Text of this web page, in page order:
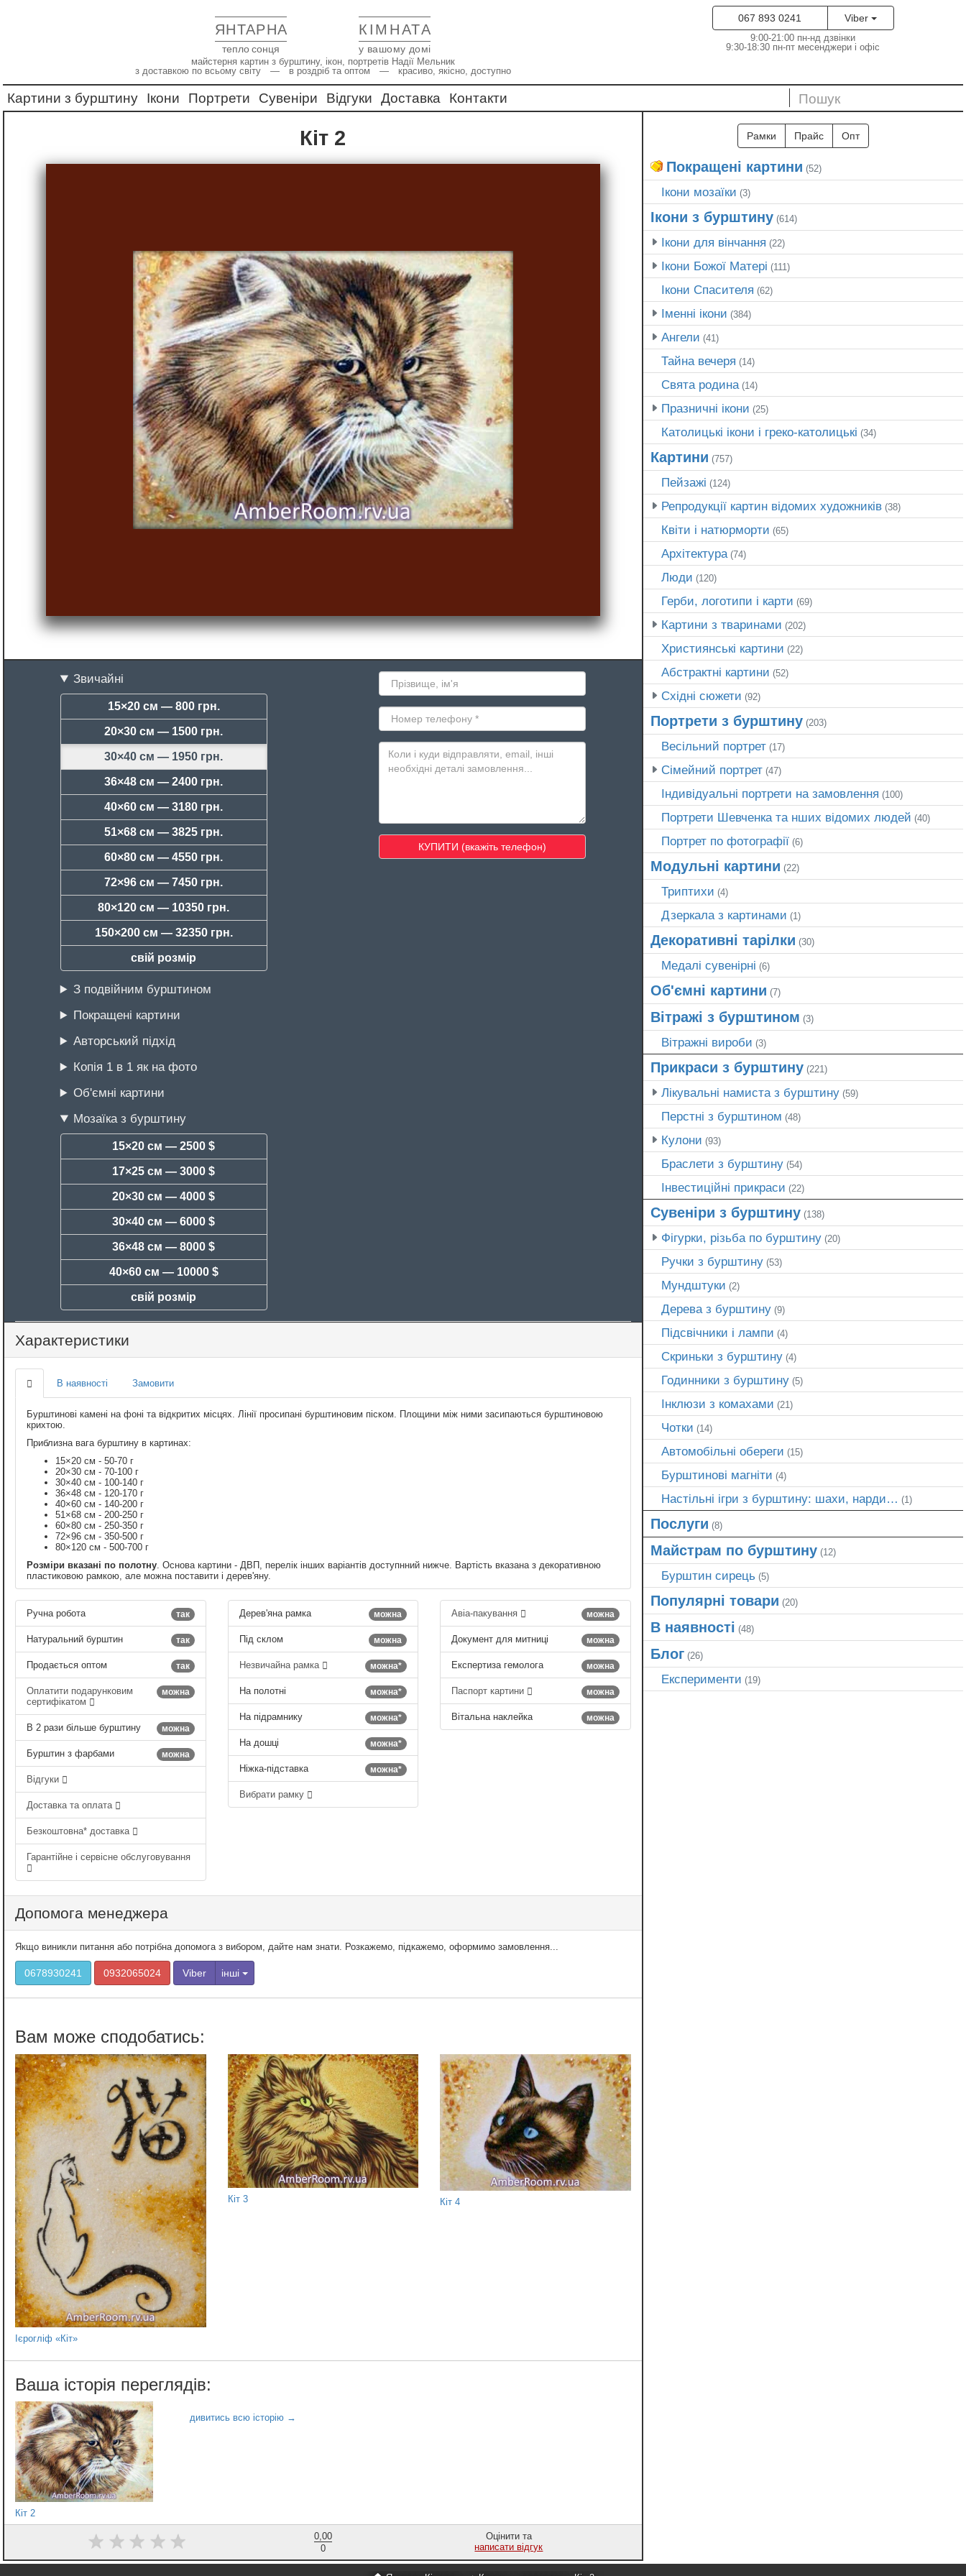
ЯНТАРНА КІМНАТА
тепло сонця у вашому домі
майстерня картин з бурштину, ікон, портретів Надії Мельник
з доставкою по всьому світу — в роздріб та оптом — красиво, якісно, доступно
067 893 0241 Viber
9:00-21:00 пн-нд дзвінки
9:30-18:30 пн-пт месенджери і офіс
Картини з бурштину Ікони Портрети Сувеніри Відгуки Доставка Контакти
Кіт 2
Звичайні
15×20 см — 800 грн.
20×30 см — 1500 грн.
30×40 см — 1950 грн.
36×48 см —2400 грн.
40×60 см —3180 грн.
51×68 см —3825 грн.
60×80 см —4550 грн.
72×96 см —7450 грн.
80×120 см — 10350 грн.
150×200 см — 32350 грн.
свій розмір
З подвійним бурштином
Покращені картини
Авторський підхід
Копія 1 в 1 як на фото
Об'ємні картини
Мозаїка з бурштину
15×20 см —2500 $
17×25 см —3000 $
20×30 см —4000 $
30×40 см —6000 $
36×48 см —8000 $
40×60 см — 10000 $
свій розмір
Характеристики
В наявності Замовити
Бурштинові камені на фоні та відкритих місцях. Лінії просипані бурштиновим піском. Площини між ними засипаються бурштиновою
крихтою.
Приблизна вага бурштину в картинах:
15×20 см - 50-70 г
20×30 см - 70-100 г
30×40 см - 100-140 г
36×48 см - 120-170 г
40×60 см - 140-200 г
51×68 см - 200-250 г
60×80 см - 250-350 г
72×96 см - 350-500 г
80×120 см - 500-700 г
Розміри вказані по полотну. Основа картини - ДВП, перелік інших варіантів доступнний нижче. Вартість вказана з декоративною
пластиковою рамкою, але можна поставити і дерев'яну.
так
Ручна робота
так
Натуральний бурштин
так
Продається оптом
можна
Оплатити подарунковим
сертифікатом
можна
В 2 рази більше бурштину
можна
Бурштин з фарбами
Відгуки
Доставка та оплата
Безкоштовна* доставка
Гарантійне і сервісне обслуговування
можна
Дерев'яна рамка
можна
Під склом
можна*
Незвичайна рамка
можна*
На полотні
можна*
На підрамнику
можна*
На дошці
можна*
Ніжка-підставка
Вибрати рамку
можна
Авіа-пакування
можна
Документ для митниці
можна
Експертиза гемолога
можна
Паспорт картини
можна
Вітальна наклейка
Допомога менеджера
Якщо виникли питання або потрібна допомога з вибором, дайте нам знати. Розкажемо, підкажемо, оформимо замовлення...
0678930241 0932065024 Viber інші
Ієрогліф «Кіт»
Кіт 3 Кіт 4
Кіт 2
0,00
0
Оцінити та
написати відгук
Рамки Прайс Опт
Покращені картини (52)
Ікони мозаїки (3)
Ікони з бурштину(614)
Ікони для вінчання (22)
Ікони Божої Матері (111)
Ікони Спасителя (62)
Іменні ікони (384)
Ангели (41)
Тайна вечеря (14)
Свята родина(14)
Празничні ікони (25)
Католицькі ікони і греко-католицькі (34)
Картини (757)
Пейзажі (124)
Репродукції картин відомих художників(38)
Квіти і натюрморти (65)
Архітектура(74)
Люди (120)
Герби, логотипи і карти (69)
Картини з тваринами (202)
Християнські картини (22)
Абстрактні картини (52)
Східні сюжети (92)
Портрети з бурштину(203)
Весільний портрет(17)
Сімейний портрет(47)
Індивідуальні портрети на замовлення (100)
Портрети Шевченка та нших відомих людей (40)
Портрет по фотографії (6)
Модульні картини (22)
Триптихи (4)
Дзеркала з картинами (1)
Декоративні тарілки (30)
Медалі сувенірні (6)
Об'ємні картини (7)
Вітражі з бурштином (3)
Вітражні вироби (3)
Прикраси з бурштину(221)
Лікувальні намиста з бурштину(59)
Перстні з бурштином (48)
Кулони (93)
Браслети з бурштину(54)
Інвестиційні прикраси (22)
Сувеніри з бурштину(138)
Фігурки, різьба по бурштину(20)
Ручки з бурштину(53)
Мундштуки (2)
Дерева з бурштину(9)
Підсвічники і лампи (4)
Скриньки з бурштину(4)
Годинники з бурштину(5)
Інклюзи з комахами (21)
Чотки (14)
Автомобільні обереги (15)
Бурштинові магніти (4)
Настільні ігри з бурштину: шахи, нарди… (1)
Послуги (8)
Майстрам по бурштину(12)
Бурштин сирець (5)
Популярні товари (20)
В наявності (48)
Блог(26)
Експерименти (19)